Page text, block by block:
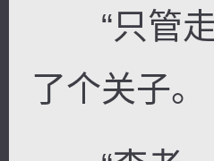
“只管走
了个关子。